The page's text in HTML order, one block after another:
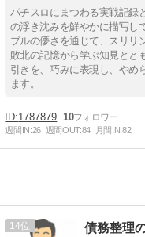
パチスロにまつわる実戦記録
の浮き沈みを鮮やかに描写し
ブルの儚さを通じて、スリリ
敗北の記憶から学ぶ知見とと
引きを、巧みに表現し、やめ
ます。
1787879 10
週間IN:26 週間OUT:84 月間IN:82
14 債務整理